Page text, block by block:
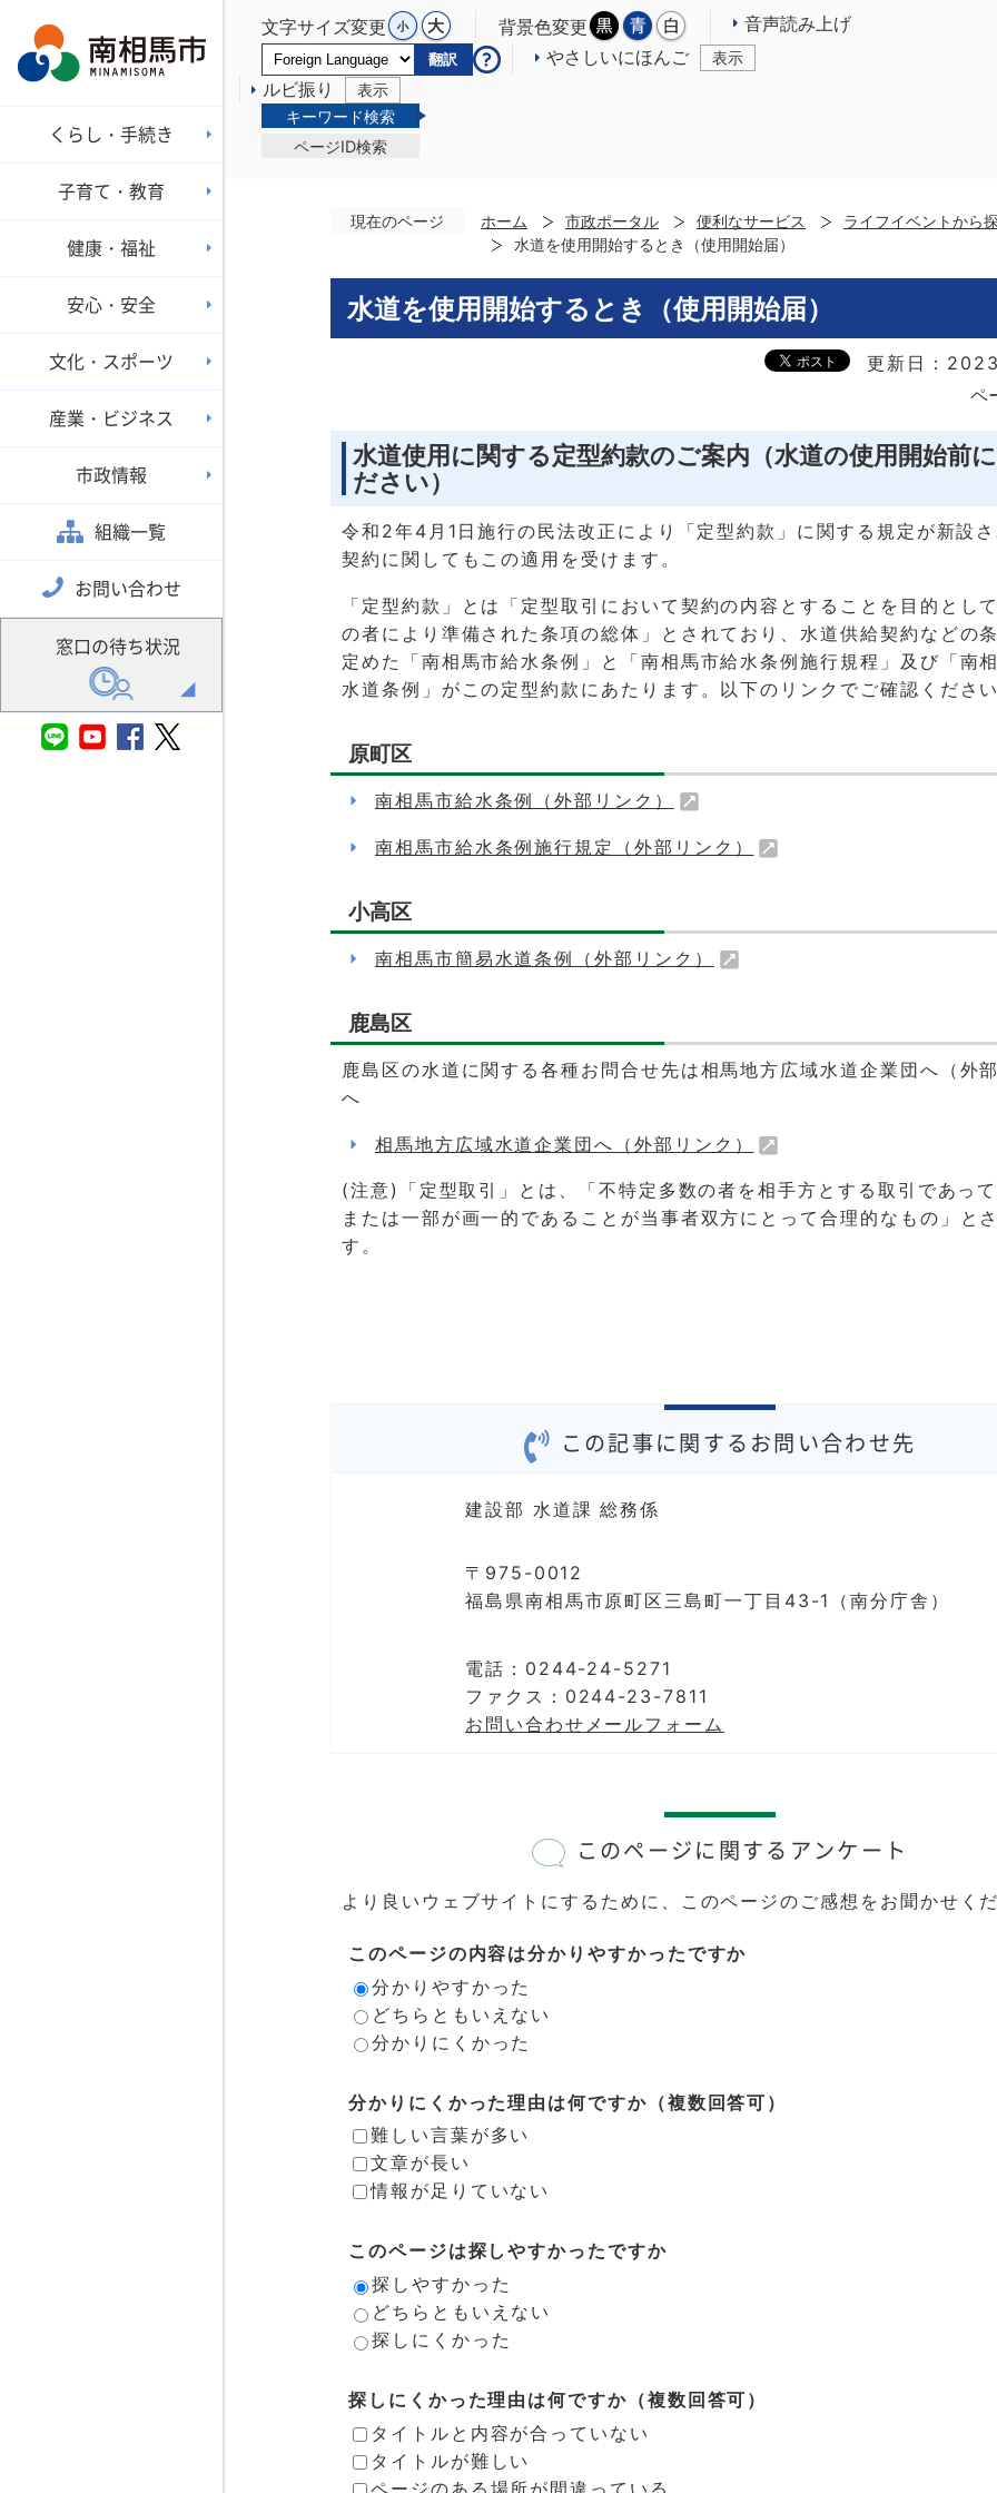
文字サイズ変更 背景色変更 音声読み上げ
翻訳 やさしいにほんご 表示
ルビ振り
表示
キーワード検索
ページID検索
くらし・手続き
子育て・教育
健康・福祉
安心・安全
文化・スポーツ
産業・ビジネス
市政情報
組織一覧
お問い合わせ
窓口の待ち状況
現在のページ ホーム 市政ポータル 便利なサービス
ライフイベントから
水道を使用開始するとき（使用開始届）
水道を使用開始するとき（使用開始届）
更新日：
ペ
水道使用に関する定型約款のご案内（水道の使用開始前
ださい）
令和2年4月1日施行の民法改正により「定型約款」に関する規定が新設
契約に関してもこの適用を受けます。
「定型約款」とは「定型取引において契約の内容とすることを目的とし
の者により準備された条項の総体」とされており、水道供給契約などの
定めた「南相馬市給水条例」と「南相馬市給水条例施行規程」及び「南
水道条例」がこの定型約款にあたります。以下のリンクでご確認くださ
原町区
南相馬市給水条例（外部リンク）
南相馬市給水条例施行規定（外部リンク）
小高区
南相馬市簡易水道条例（外部リンク）
鹿島区
鹿島区の水道に関する各種お問合せ先は相馬地方広域水道企業団へ（外
へ
相馬地方広域水道企業団へ（外部リンク）
(注意)「定型取引」とは、「不特定多数の者を相手方とする取引であっ
または一部が画一的であることが当事者双方にとって合理的なもの」と
す。
この記事に関するお問い合わせ先
建設部 水道課 総務係
〒975-0012
福島県南相馬市原町区三島町一丁目43-1（南分庁舎）
電話：0244-24-5271
ファクス：0244-23-7811
お問い合わせメールフォーム
このページに関するアンケート
より良いウェブサイトにするために、このページのご感想をお聞かせく
このページの内容は分かりやすかったですか
分かりやすかった
どちらともいえない
分かりにくかった
分かりにくかった理由は何ですか（複数回答可）
難しい言葉が多い
文章が長い
情報が足りていない
このページは探しやすかったですか
探しやすかった
どちらともいえない
探しにくかった
探しにくかった理由は何ですか（複数回答可）
タイトルと内容が合っていない
タイトルが難しい
ページのある場所が間違っている